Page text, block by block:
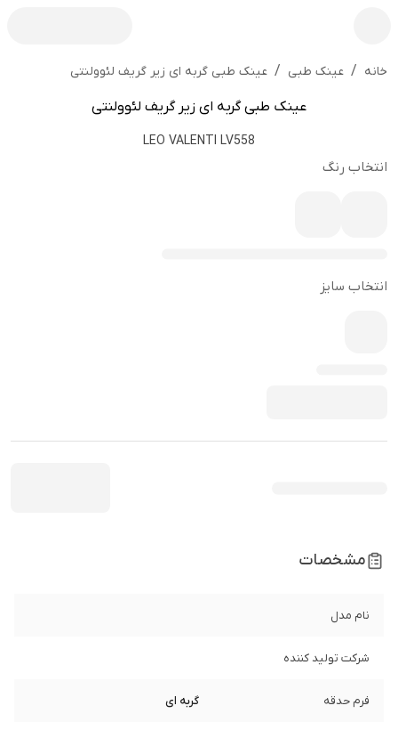
خانه / عینک طبی / عینک طبی گربه ای زیر گریف لئوولنتی
عینک طبی گربه ای زیر گریف لئوولنتی
LEO VALENTI LV558
انتخاب رنگ
انتخاب سایز
مشخصات
نام مدل
شرکت تولید کننده
فرم حدقه گربه ای